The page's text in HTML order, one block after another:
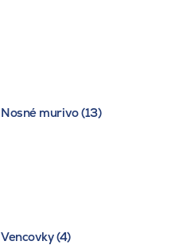
Nosné murivo (13)
Vencovky (4)